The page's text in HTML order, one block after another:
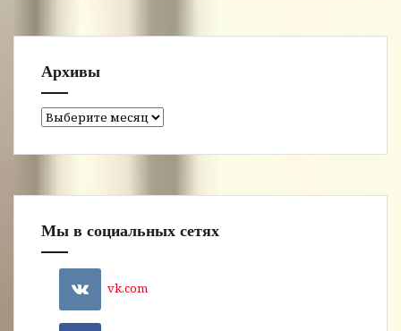
Архивы
Архивы
Мы в социальных сетях
vk.com